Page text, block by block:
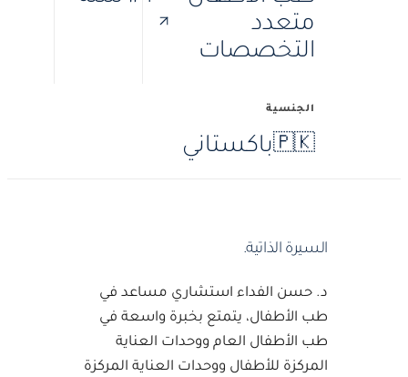
متعدد
التخصصات
الجنسية
🇵🇰 باكستاني
السيرة الذاتية.
د. حسن الفداء استشاري مساعد في
طب الأطفال، يتمتع بخبرة واسعة في
طب الأطفال العام ووحدات العناية
المركزة للأطفال ووحدات العناية المركزة